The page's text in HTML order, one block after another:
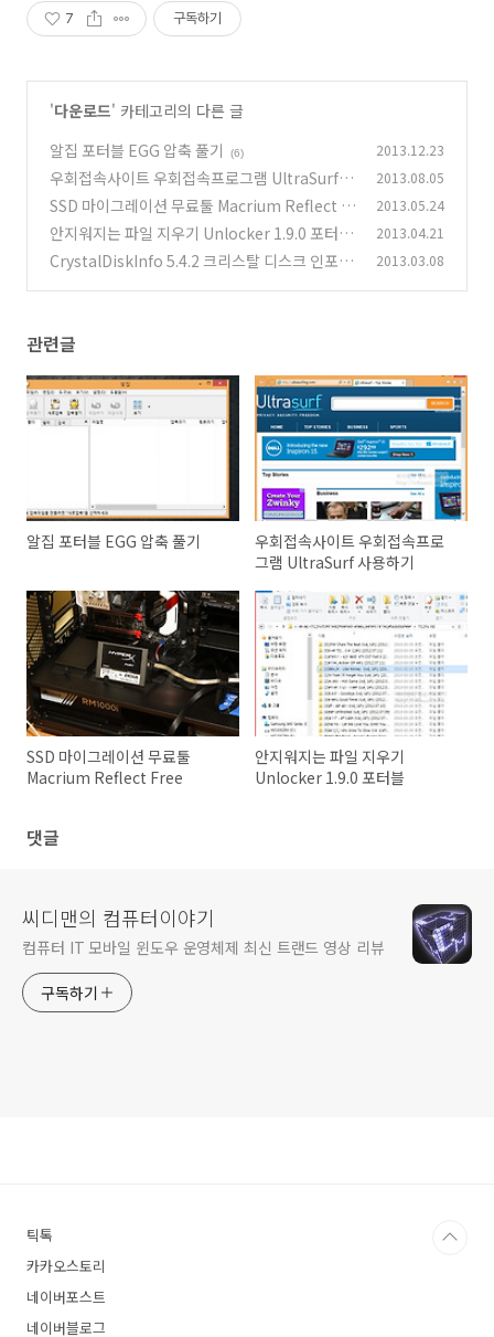
7 구독하기
'다운로드' 카테고리의 다른 글
알집 포터블 EGG 압축 풀기
(6) 2013.12.23
우회접속사이트 우회접속프로그램 UltraSurf 사
용하기 (22)
2013.08.05
SSD 마이그레이션 무료툴 Macrium Reflect Fr
ee
(299)
2013.05.24
안지워지는 파일 지우기 Unlocker 1.9.0 포터블
(6)
2013.04.21
CrystalDiskInfo 5.4.2 크리스탈 디스크 인포 다
2013.03.08
관련글
알집 포터블 EGG 압축 풀기
우회접속사이트 우회접속프로
그램 UltraSurf 사용하기
SSD 마이그레이션 무료툴
Macrium Reflect Free
안지워지는 파일 지우기
Unlocker 1.9.0 포터블
댓글
씨디맨의 컴퓨터이야기
컴퓨터 IT 모바일 윈도우 운영체제 최신 트랜드 영상 리뷰
구독하기
틱톡
카카오스토리
네이버포스트
네이버블로그